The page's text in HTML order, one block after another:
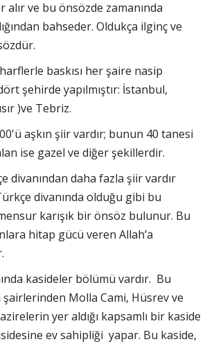
ve bu önsözde zamanında
bahseder. Oldukça ilginç ve
baskısı her şaire nasip
şehirde yapılmıştır: İstanbul,
)ve Tebriz.
aşkın şiir vardır; bunun 40 tanesi
ise gazel ve diğer şekillerdir.
divanından daha fazla şiir vardır
divanında olduğu gibi bu
karışık bir önsöz bulunur. Bu
hitap gücü veren Allah’a
kasideler bölümü vardır. Bu
Molla Cami, Hüsrev ve
yer aldığı kapsamlı bir kaside
ev sahipliği yapar. Bu kaside,